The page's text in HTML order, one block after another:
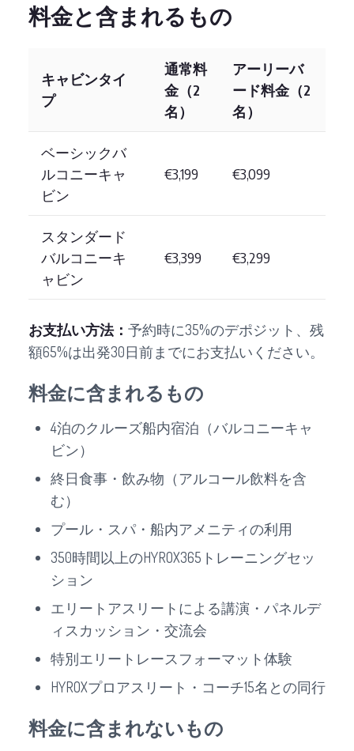
料金と含まれるもの
キャビンタイ
プ
通常料
金（2
名）
アーリーバ
ード料金（2
名）
ベーシックバ
ルコニーキャ
ビン
€3,199 €3,099
スタンダード
バルコニーキ
ャビン
€3,399 €3,299
お支払い方法： 予約時に35%のデポジット、残
額65%は出発30日前までにお支払いください。
料金に含まれるもの
4泊のクルーズ船内宿泊（バルコニーキャ
ビン）
終日食事・飲み物（アルコール飲料を含
む）
プール・スパ・船内アメニティの利用
350時間以上のHYROX365トレーニングセッ
ション
エリートアスリートによる講演・パネルデ
ィスカッション・交流会
特別エリートレースフォーマット体験
HYROXプロアスリート・コーチ15名との同行
料金に含まれないもの